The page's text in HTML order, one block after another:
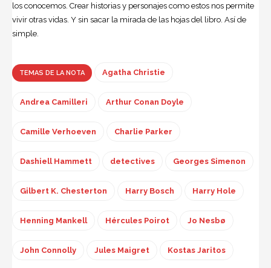
los conocemos. Crear historias y personajes como estos nos permite
vivir otras vidas. Y sin sacar la mirada de las hojas del libro. Así de
simple.
TEMAS DE LA NOTA Agatha Christie
Andrea Camilleri Arthur Conan Doyle
Camille Verhoeven Charlie Parker
Dashiell Hammett detectives Georges Simenon
Gilbert K. Chesterton Harry Bosch Harry Hole
Henning Mankell Hércules Poirot Jo Nesbø
John Connolly Jules Maigret Kostas Jaritos